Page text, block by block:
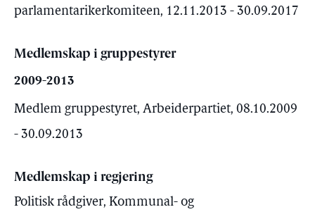
parlamentarikerkomiteen, 12.11.2013 - 30.09.2017
Medlemskap i gruppestyrer
2009-2013
Medlem gruppestyret, Arbeiderpartiet, 08.10.2009
- 30.09.2013
Medlemskap i regjering
Politisk rådgiver, Kommunal- og